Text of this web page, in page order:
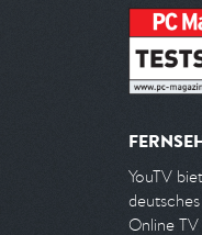
YouTV
Online